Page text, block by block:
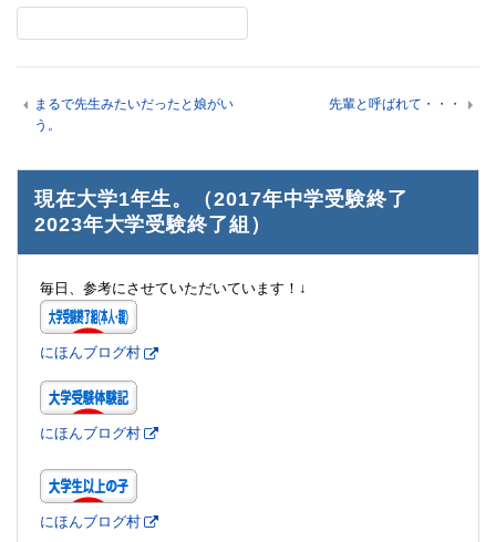
まるで先生みたいだったと娘がい
う。
先輩と呼ばれて・・・
現在大学1年生。（2017年中学受験終了
2023年大学受験終了組）
毎日、参考にさせていただいています！↓
にほんブログ村
にほんブログ村
にほんブログ村